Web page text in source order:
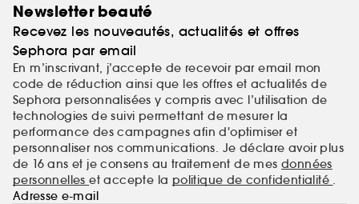
INKEY. Pas de barratin, juste une meilleure peau.
Newsletter beauté
Recevez les nouveautés, actualités et offres
Sephora par email
En m’inscrivant, j’accepte de recevoir par email mon
code de réduction ainsi que les offres et actualités de
Sephora personnalisées y compris avec l’utilisation de
technologies de suivi permettant de mesurer la
performance des campagnes afin d'optimiser et
personnaliser nos communications. Je déclare avoir plus
de 16 ans et je consens au traitement de mes données
personnelleset accepte la politique de confidentialité .
Adresse e-mail